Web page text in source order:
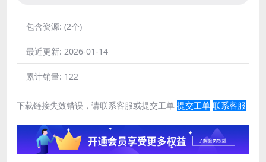
包含资源: (2个)
最近更新: 2026-01-14
累计销量: 122
下载链接失效错误，请联系客服或提交工单 提交工单 联系客服